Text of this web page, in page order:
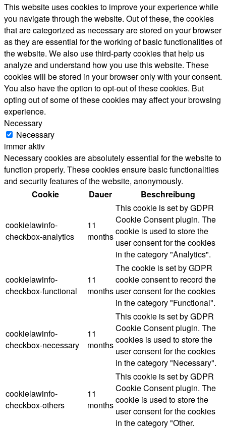
This website uses cookies to improve your experience while
you navigate through the website. Out of these, the cookies
that are categorized as necessary are stored on your browser
as they are essential for the working of basic functionalities of
the website. We also use third-party cookies that help us
analyze and understand how you use this website. These
cookies will be stored in your browser only with your consent.
You also have the option to opt-out of these cookies. But
opting out of some of these cookies may affect your browsing
experience.
Necessary
Necessary
immer aktiv
Necessary cookies are absolutely essential for the website to
function properly. These cookies ensure basic functionalities
and security features of the website, anonymously.
Cookie
Dauer Beschreibung
cookielawinfo-
checkbox-analytics
11
months
This cookie is set by GDPR
Cookie Consent plugin. The
cookie is used to store the
user consent for the cookies
in the category "Analytics".
cookielawinfo-
checkbox-functional
11
months
The cookie is set by GDPR
cookie consent to record the
user consent for the cookies
in the category "Functional".
cookielawinfo-
checkbox-necessary
11
months
This cookie is set by GDPR
Cookie Consent plugin. The
cookies is used to store the
user consent for the cookies
in the category "Necessary".
cookielawinfo-
checkbox-others
11
months
This cookie is set by GDPR
Cookie Consent plugin. The
cookie is used to store the
user consent for the cookies
in the category "Other.